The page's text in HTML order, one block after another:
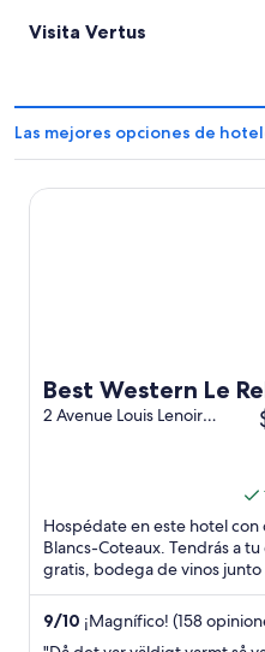
Visita Vertus
Las mejores opciones de
Best Western Le
Vigneron
2 Avenue Louis Lenoir
Hospédate en este hotel
Blancs-Coteaux. Tendrás a
gratis, bodega de vinos
desayuno. Estarás muy ...
9/10 ¡Magnífico! (158
Best Western Le Relais du